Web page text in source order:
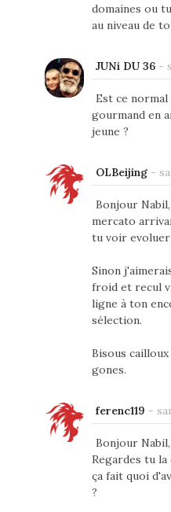
domaines ou
au niveau de
JUNi DU 36-
Est ce
gourmand en
jeune ?
OLBeijing-
Bonjour
mercato
tu voir evoluer
Sinon
froid et recul
ligne à ton
sélection.
Bisous
gones.
ferenc119 -
Bonjour Nabil,
Regardes tu la
ça fait quoi
?